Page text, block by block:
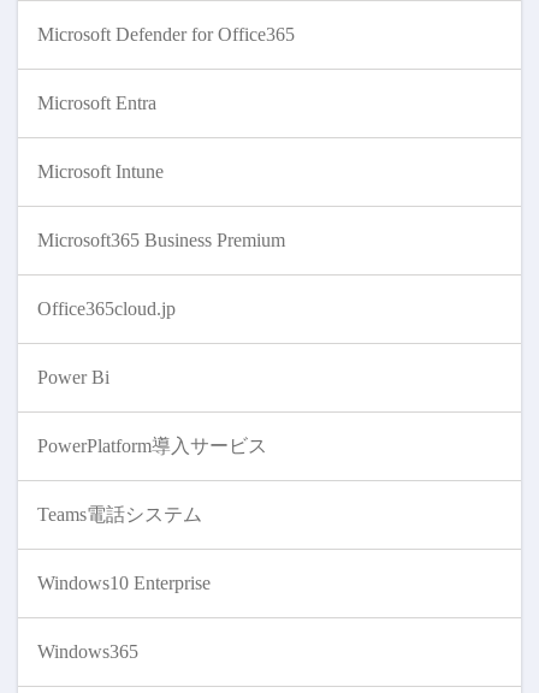
Microsoft Defender for Office365
Microsoft Entra
Microsoft Intune
Microsoft365 Business Premium
Office365cloud.jp
Power Bi
PowerPlatform導入サービス
Teams電話システム
Windows10 Enterprise
Windows365